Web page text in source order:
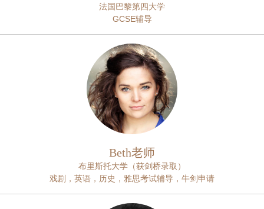
法国巴黎第四大学
GCSE辅导
Beth老师
布里斯托大学（获剑桥录取）
戏剧，英语，历史，雅思考试辅导，牛剑申请